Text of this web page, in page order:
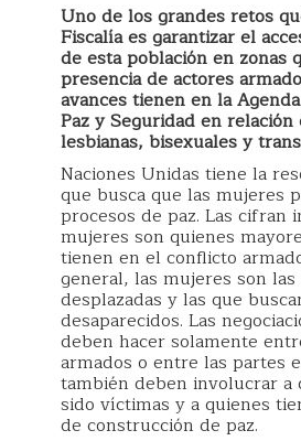
Uno de los grandes retos
Fiscalía es garantizar el
de esta población en zonas
presencia de actores
avances tienen en la
Paz y Seguridad en
lesbianas, bisexuales y
Naciones Unidas tiene la
que busca que las mujeres
procesos de paz. Las cifran
mujeres son quienes
tienen en el conflicto
general, las mujeres son las
desplazadas y las que
desaparecidos. Las
deben hacer solamente
armados o entre las partes
también deben involucrar a
sido víctimas y a quienes
de construcción de paz.